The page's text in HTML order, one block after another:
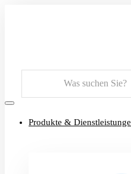
Produkte &